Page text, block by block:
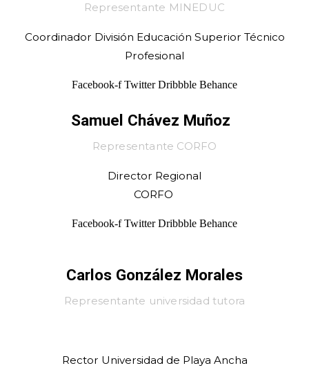
Representante MINEDUC
Coordinador División Educación Superior Técnico
Profesional
Facebook-f Twitter Dribbble Behance
Samuel Chávez Muñoz
Representante CORFO
Director Regional
CORFO
Facebook-f Twitter Dribbble Behance
Carlos González Morales
Representante universidad tutora
Rector Universidad de Playa Ancha